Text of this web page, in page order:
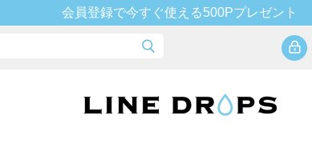
会員登録で今すぐ使える500Pプレゼント